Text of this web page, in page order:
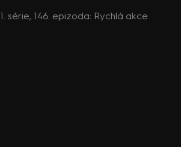
1. série, 146. epizoda: Rychlá akce